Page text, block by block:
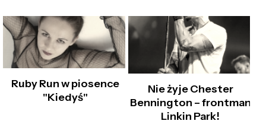
Ruby Run w piosence
"Kiedyś"
Nie żyje Chester
Bennington – frontman
Linkin Park!